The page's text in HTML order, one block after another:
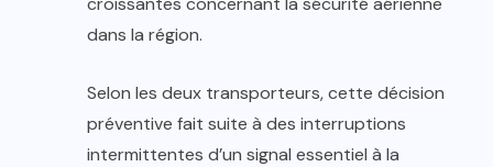
dans la région.
Selon les deux transporteurs, cette décision
préventive fait suite à des interruptions
intermittentes d’un signal essentiel à la